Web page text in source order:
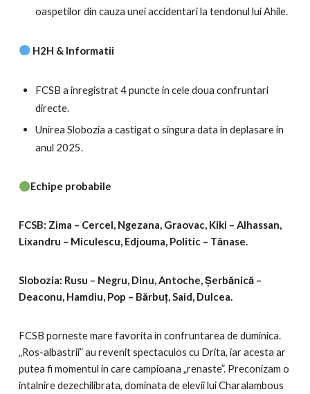
oaspetilor din cauza unei accidentari la tendonul lui Ahile.
H2H & Informatii
FCSB a inregistrat 4 puncte in cele doua confruntari
directe.
Unirea Slobozia a castigat o singura data in deplasare in
anul 2025.
Echipe probabile
FCSB: Zima – Cercel, Ngezana, Graovac, Kiki – Alhassan,
Lixandru – Miculescu, Edjouma, Politic – Tănase.
Slobozia: Rusu – Negru, Dinu, Antoche, Șerbănică –
Deaconu, Hamdiu, Pop – Bărbuț, Said, Dulcea.
FCSB porneste mare favorita in confruntarea de duminica.
„Ros-albastrii” au revenit spectaculos cu Drita, iar acesta ar
putea fi momentul in care campioana „renaste”. Preconizam o
intalnire dezechilibrata, dominata de elevii lui Charalambous